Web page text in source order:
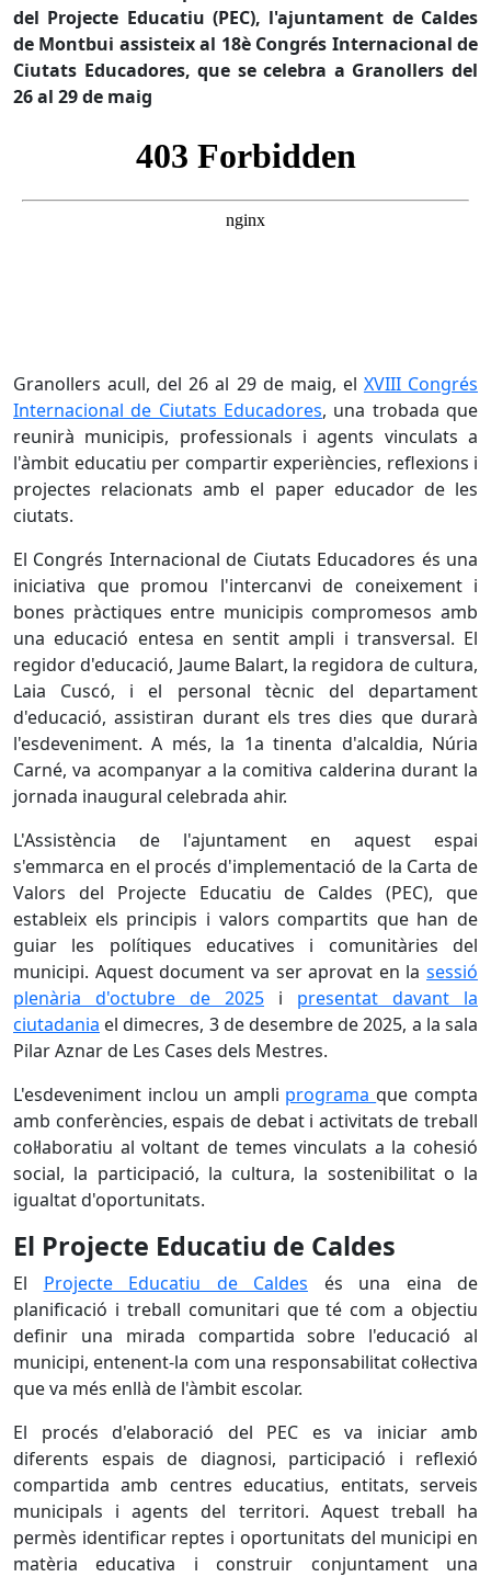
del Projecte Educatiu (PEC), l'ajuntament de Caldes
de Montbui assisteix al 18è Congrés Internacional de
Ciutats Educadores, que se celebra a Granollers del
26 al 29 de maig
Granollers acull, del 26 al 29 de maig, el XVIII Congrés
Internacional de Ciutats Educadores, una trobada que
reunirà municipis, professionals i agents vinculats a
l'àmbit educatiu per compartir experiències, reflexions i
projectes relacionats amb el paper educador de les
ciutats.
El Congrés Internacional de Ciutats Educadores és una
iniciativa que promou l'intercanvi de coneixement i
bones pràctiques entre municipis compromesos amb
una educació entesa en sentit ampli i transversal. El
regidor d'educació, Jaume Balart, la regidora de cultura,
Laia Cuscó, i el personal tècnic del departament
d'educació, assistiran durant els tres dies que durarà
l'esdeveniment. A més, la 1a tinenta d'alcaldia, Núria
Carné, va acompanyar a la comitiva calderina durant la
jornada inaugural celebrada ahir.
L'Assistència de l'ajuntament en aquest espai
s'emmarca en el procés d'implementació de la Carta de
Valors del Projecte Educatiu de Caldes (PEC), que
estableix els principis i valors compartits que han de
guiar les polítiques educatives i comunitàries del
municipi. Aquest document va ser aprovat en la sessió
plenària d'octubre de 2025 i presentat davant la
ciutadania el dimecres, 3 de desembre de 2025, a la sala
Pilar Aznar de Les Cases dels Mestres.
L'esdeveniment inclou un ampli programaque compta
amb conferències, espais de debat i activitats de treball
col·laboratiu al voltant de temes vinculats a la cohesió
social, la participació, la cultura, la sostenibilitat o la
igualtat d'oportunitats.
El Projecte Educatiu de Caldes
El Projecte Educatiu de Caldes és una eina de
planificació i treball comunitari que té com a objectiu
definir una mirada compartida sobre l'educació al
municipi, entenent-la com una responsabilitat col·lectiva
que va més enllà de l'àmbit escolar.
El procés d'elaboració del PEC es va iniciar amb
diferents espais de diagnosi, participació i reflexió
compartida amb centres educatius, entitats, serveis
municipals i agents del territori. Aquest treball ha
permès identificar reptes i oportunitats del municipi en
matèria educativa i construir conjuntament una